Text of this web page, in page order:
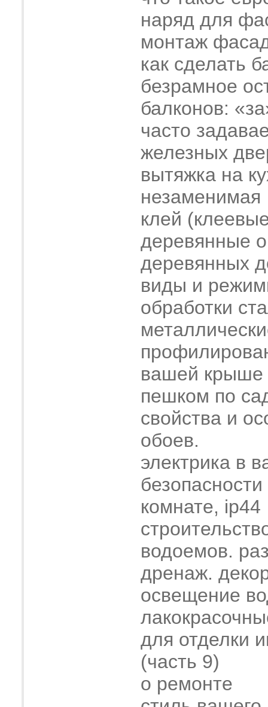
наряд для
монтаж
как сделать
безрамное
балконов:
часто
железных
вытяжка на
незаменимая
клей
деревянные
деревянных
виды и
обработки
вашей крыше
пешком по
свойства и
обоев.
электрика в
комнате, ip44
водоемов.
дренаж.
освещение
для отделки
(часть 9)
о ремонте